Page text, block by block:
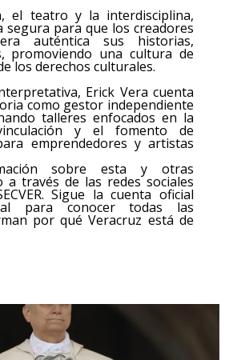
el teatro y la interdisciplina,
para que los creadores
auténtica sus historias,
promoviendo una cultura de
los derechos culturales.
Erick Vera cuenta
como gestor independiente
talleres enfocados en la
y el fomento de
emprendedores y artistas
sobre esta y otras
a través de las redes sociales
Sigue la cuenta oficial
para conocer todas las
por qué Veracruz está de